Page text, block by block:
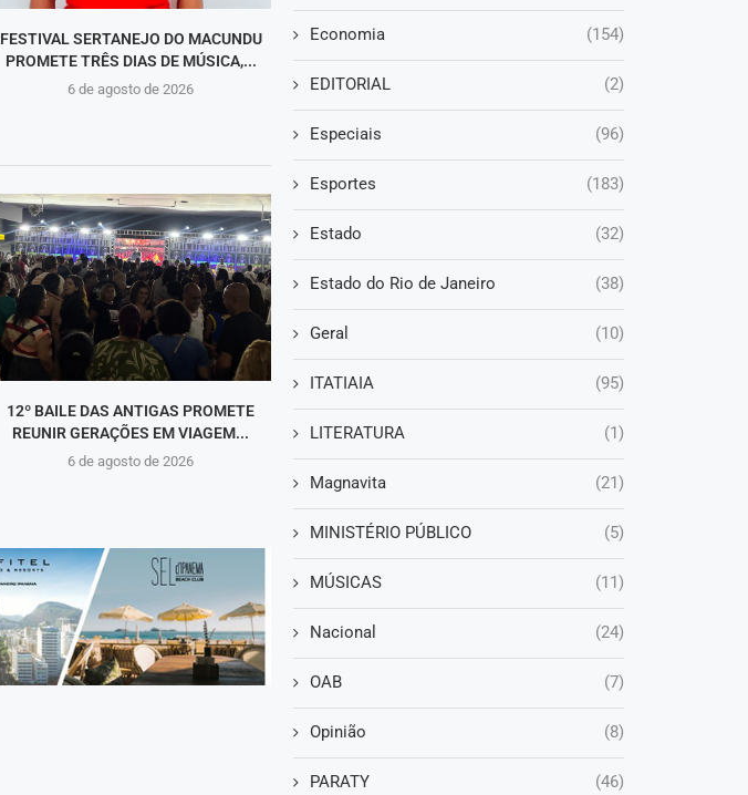
FESTIVAL SERTANEJO DO MACUNDU
PROMETE TRÊS DIAS DE MÚSICA,...
6 de agosto de 2026
12º BAILE DAS ANTIGAS PROMETE
REUNIR GERAÇÕES EM VIAGEM...
6 de agosto de 2026
Economia (154)
EDITORIAL (2)
Especiais (96)
Esportes (183)
Estado (32)
Estado do Rio de Janeiro (38)
Geral (10)
ITATIAIA (95)
LITERATURA (1)
Magnavita (21)
MINISTÉRIO PÚBLICO (5)
MÚSICAS (11)
Nacional (24)
OAB (7)
Opinião (8)
PARATY (46)